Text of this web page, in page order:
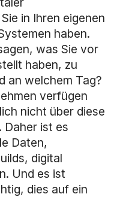
in Ihren eigenen
haben.
was Sie vor
haben, zu
an welchem Tag?
verfügen
nicht über diese
Daher ist es
Daten,
digital
Und es ist
dies auf ein